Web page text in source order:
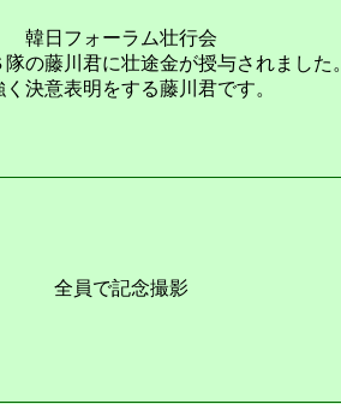
韓日フォーラム壮行会
隊の藤川君に壮途金が授与されました
く決意表明をする藤川君です。
全員で記念撮影